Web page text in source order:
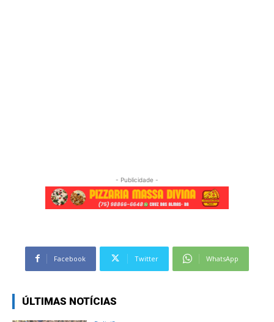
- Publicidade -
Facebook Twitter WhatsApp
ÚLTIMAS NOTÍCIAS